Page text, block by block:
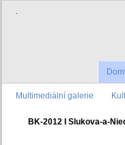
.
Multimediální galerie
BK-2012 I Slukova-a-